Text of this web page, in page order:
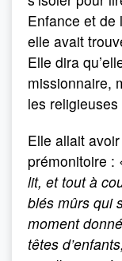
Enfance et de
elle avait
Elle dira
missionnaire,
les
Elle allait
prémonitoire :
lit, et tout à
blés mûrs qui
moment
têtes